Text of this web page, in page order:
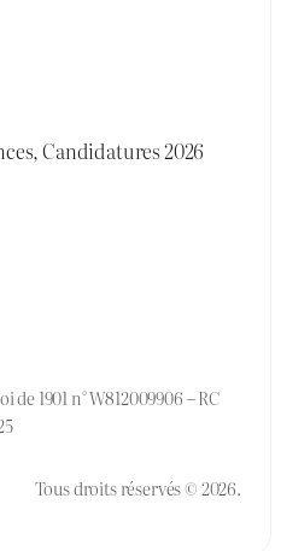
Candidatures 2026
1901 n° W812009906 – RC
Tous droits réservés © 2026.